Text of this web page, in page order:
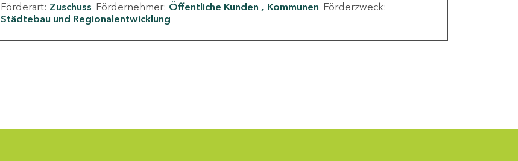
Förderart: Zuschuss Fördernehmer: Öffentliche Kunden Kommunen Förderzweck:
Städtebau und Regionalentwicklung